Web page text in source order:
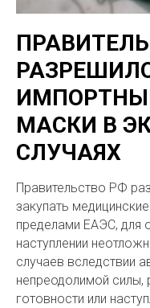
МАСКИ В
СЛУЧАЯХ
Правительство РФ
закупать
пределами ЕАЭС, для
наступлении
случаев вследствии
непреодолимой
готовности или